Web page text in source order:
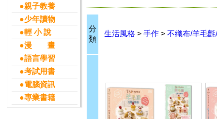
●親子教養
●少年讀物
●輕 小 說
●漫 畫
●語言學習
●考試用書
●電腦資訊
●專業書籍
分
類
生活風格 > 手作 > 不織布/羊毛